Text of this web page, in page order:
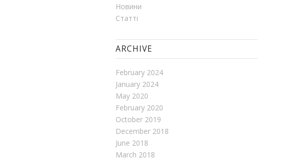
Новини
Статті
ARCHIVE
February 2024
January 2024
May 2020
February 2020
October 2019
December 2018
June 2018
March 2018